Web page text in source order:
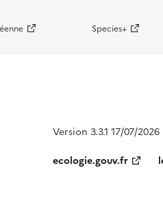
Species+
Version 3.3.1 17/07/2026
ecologie.gouv.fr